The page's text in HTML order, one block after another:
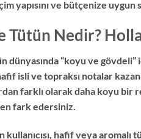
yapısını ve bütçenize
Tütün Nedir?
dünyasında “koyu ve gövdeli”
isli ve topraksı notalar
farklı olarak daha koyu bir
fark edersiniz.
kullanıcısı, hafif veya